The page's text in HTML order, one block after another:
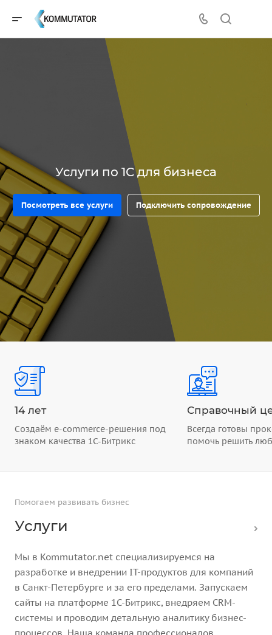
Услуги по 1С для бизнеса
Посмотреть все услуги Подключить сопровождение
14 лет
Создаём e-commerce-решения под
знаком качества 1С-Битрикс
Справочный
Всегда готовы
помочь решить
Помогаем развивать бизнес
Услуги
Мы в Kommutator.net специализируемся на
разработке и внедрении IT-продуктов для компаний
в Санкт-Петербурге и за его пределами. Запускаем
сайты на платформе 1С-Битрикс, внедряем CRM-
системы и проводим детальную аналитику бизнес-